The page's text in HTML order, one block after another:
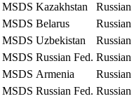
MSDS Kazakhstan Russian
MSDS Belarus Russian
MSDS Uzbekistan Russian
MSDS Russian Fed. Russian
MSDS Armenia Russian
MSDS Russian Fed. Russian